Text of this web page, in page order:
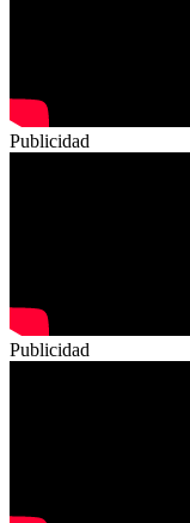
Publicidad
Publicidad